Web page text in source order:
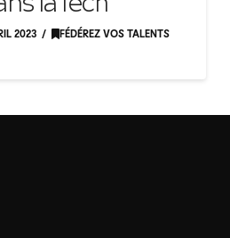
la tech
2023 FÉDÉREZ VOS TALENTS